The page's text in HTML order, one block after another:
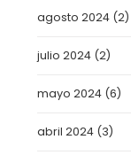
agosto 2024 (2)
julio 2024 (2)
mayo 2024 (6)
abril 2024 (3)